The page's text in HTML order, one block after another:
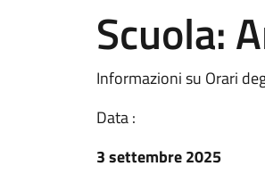
Scuola:
Informazioni su Orari
Data :
3 settembre 2025